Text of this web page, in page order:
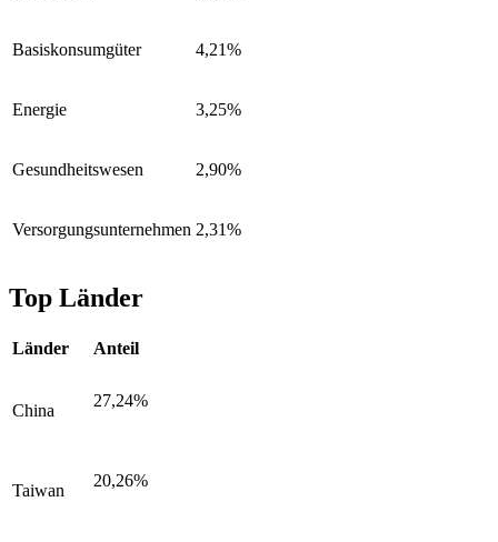
Basiskonsumgüter 4,21%
Energie 3,25%
Gesundheitswesen 2,90%
Versorgungsunternehmen 2,31%
Top Länder
Länder Anteil
China
27,24%
Taiwan
20,26%